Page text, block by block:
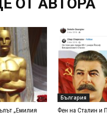
„Емилия
България
Фен на Сталин и